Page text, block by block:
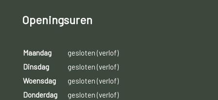
Openingsuren
Maandag
gesloten (verlof)
Dinsdag
gesloten (verlof)
Woensdag
gesloten (verlof)
Donderdag
gesloten (verlof)